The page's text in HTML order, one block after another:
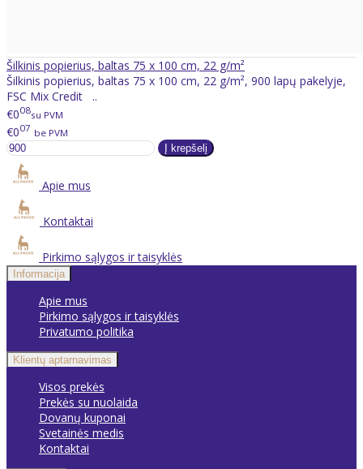
Šilkinis popierius, baltas 75 x 100 cm, 22 g/m²
Šilkinis popierius, baltas 75 x 100 cm, 22 g/m², 900 lapų pakelyje,
FSC Mix Credit ..
€008su PVM
€007 be PVM
Apie mus
Kontaktai
Pirkimo sąlygos ir taisyklės
Informacija
Apie mus
Pirkimo sąlygos ir taisyklės
Privatumo politika
Klientų aptarnavimas
Visos prekės
Prekės su nuolaida
Dovanų kuponai
Svetainės medis
Kontaktai